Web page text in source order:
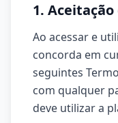
1.
Ao acessar e
concorda em
seguintes
com qualquer
deve utilizar a